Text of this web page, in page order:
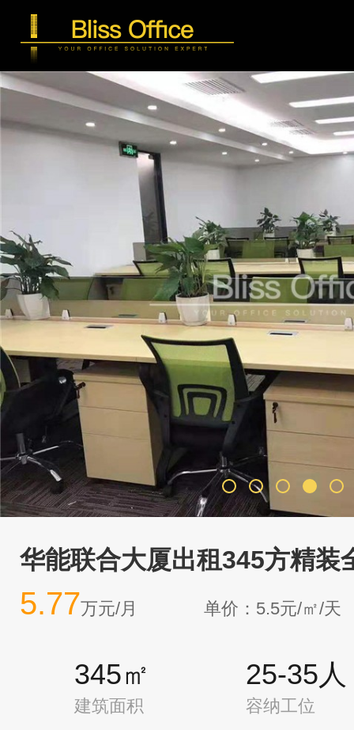
华能联合大厦出租345方精装
5.77万元/月 单价：5.5元/㎡/天
345㎡
建筑面积
25-35人
容纳工位